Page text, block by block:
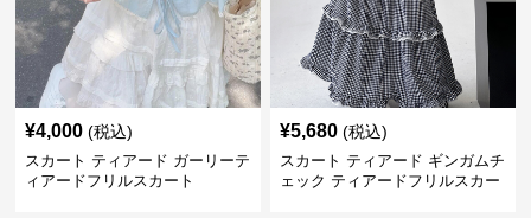
¥4,000 (税込)
スカート ティアード ガーリーテ
ィアードフリルスカート
¥5,680 (税込)
スカート ティアード ギンガムチ
ェック ティアードフリルスカー